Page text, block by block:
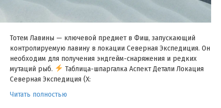
Тотем Лавины — ключевой предмет в Фиш, запускающий
контролируемую лавину в локации Северная Экспедиция. Он
необходим для получения эндгейм-снаряжения и редких
мутаций рыб.
Таблица-шпаргалка Аспект Детали Локация
Северная Экспедиция (X:
Читать полностью